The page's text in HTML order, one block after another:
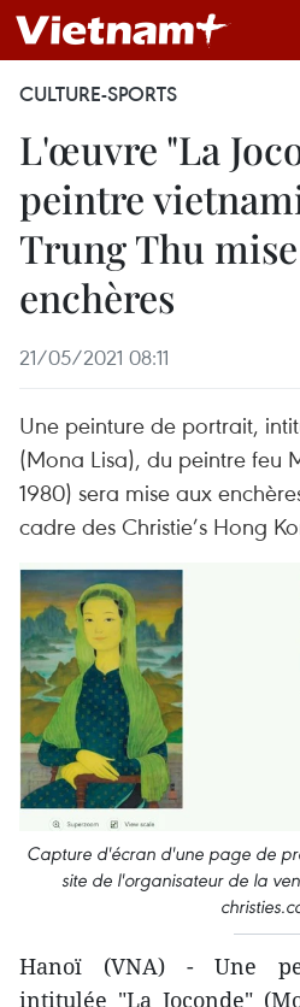
CULTURE-SPORTS
L'œuvre "La
peintre
Trung Thu
enchères
21/05/2021 08:11
Une peinture de portrait,
(Mona Lisa), du peintre feu
1980) sera mise aux
cadre des Christie’s Hong
Capture d'écran d'une page de
site de l'organisateur de la
Hanoï (VNA) - Une
intitulée "La Joconde"